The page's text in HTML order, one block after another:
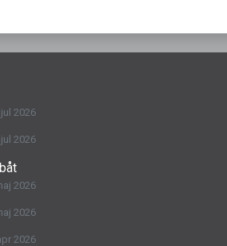
jul 2026
2026
2026
2026
2026